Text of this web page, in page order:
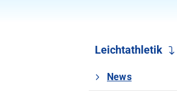
Leichtathletik
News